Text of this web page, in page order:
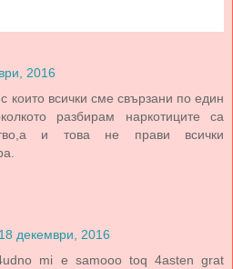
2016
които всички сме свързани по един
разбирам наркотиците са
и това не прави всички
декември, 2016
mi e samooo toq 4asten grat